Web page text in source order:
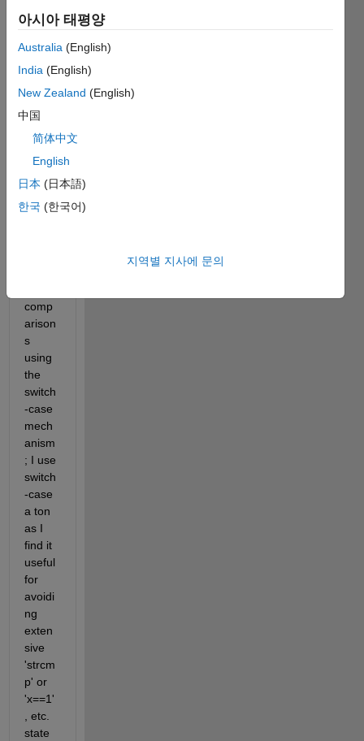
Hello,
I am
trying
to
if
there
mean
s of
perfor
comp
arison
s
using
the
switch
-case
mech
anism
; I use
switch
-case
a ton
as I
find it
useful
for
avoidi
ng
exten
sive
'strcm
p' or
'x==1'
, etc.
state
아시아 태평양
Australia (English)
India (English)
New Zealand (English)
中国
简体中文
English
日本 (日本語)
한국 (한국어)
지역별 지사에 문의